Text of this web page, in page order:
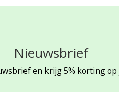
Nieuwsbrief
en krijg 5% korting